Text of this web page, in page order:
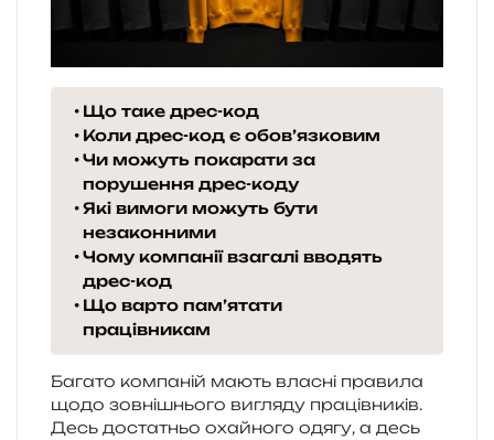
Що таке дрес-код
Коли дрес-код є обов’язковим
Чи можуть покарати за
порушення дрес-коду
Які вимоги можуть бути
незаконними
Чому компанії взагалі вводять
дрес-код
Що варто пам’ятати
працівникам
Багато ком­па­ній мають вла­сні пра­ви­ла
щодо зов­ні­шньо­го вигля­ду пра­ців­ни­ків.
Десь доста­тньо охай­но­го одягу, а десь